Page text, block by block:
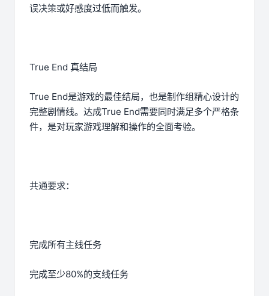
误决策或好感度过低而触发。
True End 真结局
True End是游戏的最佳结局，也是制作组精心设计的
完整剧情线。达成True End需要同时满足多个严格条
件，是对玩家游戏理解和操作的全面考验。
共通要求：
完成所有主线任务
完成至少80%的支线任务